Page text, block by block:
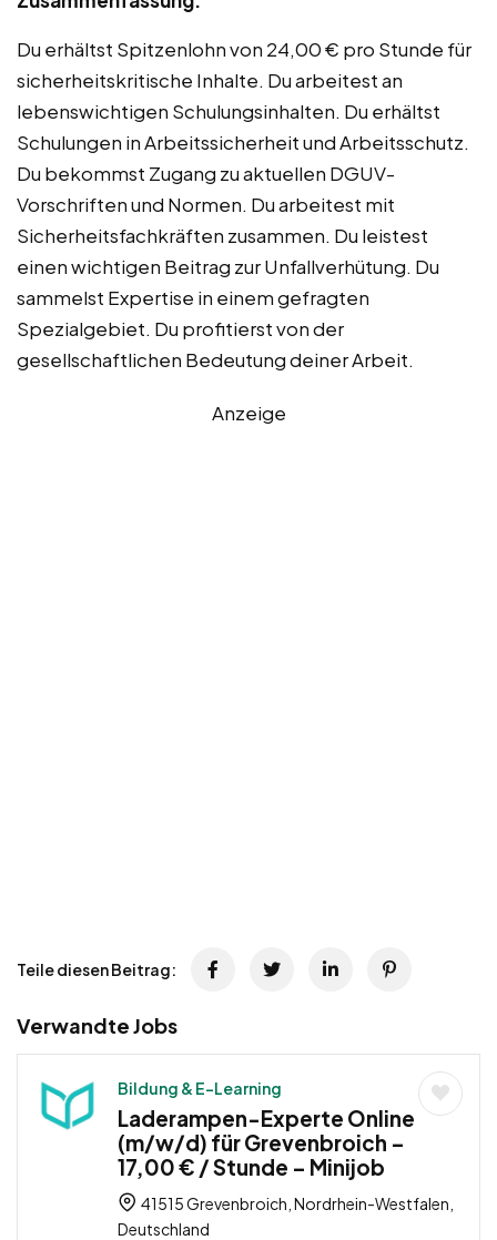
Du erhältst Spitzenlohn von 24,00 € pro Stunde für
sicherheitskritische Inhalte. Du arbeitest an
lebenswichtigen Schulungsinhalten. Du erhältst
Schulungen in Arbeitssicherheit und Arbeitsschutz.
Du bekommst Zugang zu aktuellen DGUV-
Vorschriften und Normen. Du arbeitest mit
Sicherheitsfachkräften zusammen. Du leistest
einen wichtigen Beitrag zur Unfallverhütung. Du
sammelst Expertise in einem gefragten
Spezialgebiet. Du profitierst von der
gesellschaftlichen Bedeutung deiner Arbeit.
Anzeige
Teile diesen Beitrag:
Verwandte Jobs
Bildung & E-Learning
Laderampen-Experte Online
(m/w/d) für Grevenbroich –
17,00 € / Stunde – Minijob
41515 Grevenbroich, Nordrhein-Westfalen,
Deutschland